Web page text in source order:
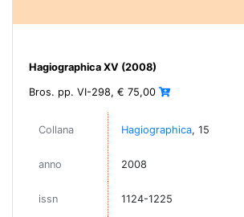
Hagiographica XV (2008)
Bros. pp. VI-298, € 75,00
Collana Hagiographica, 15
anno 2008
issn 1124-1225